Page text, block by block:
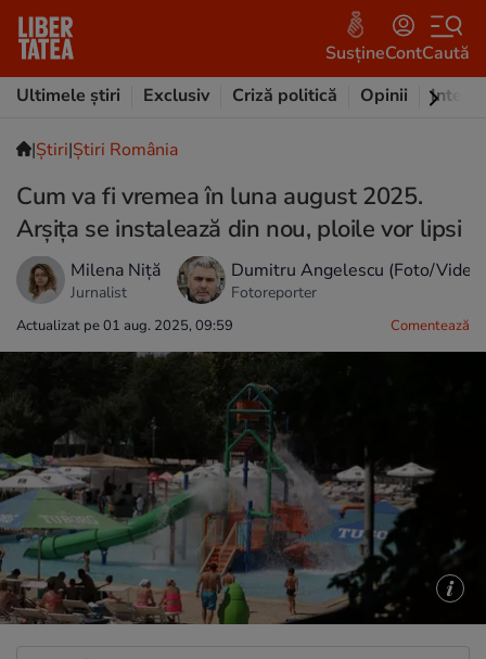
SusțineContCaută
Ultimele știri
Exclusiv Criză politică Opinii
|Ştiri|Știri România
Cum va fi vremea în luna august 2025.
Arșița se instalează din nou, ploile vor lipsi
Milena Niță
Jurnalist
Dumitru Angelescu (Foto/Video)
Fotoreporter
Actualizat pe 01 aug. 2025, 09:59 Comentează